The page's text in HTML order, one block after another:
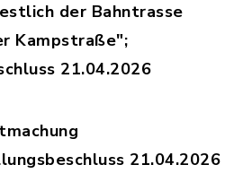
der Bahntrasse
Kampstraße";
21.04.2026
21.04.2026